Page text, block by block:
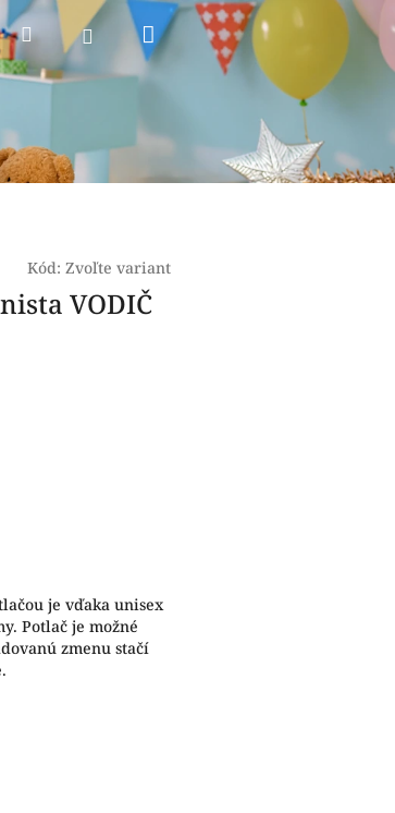
HľadaťPrihlásenieNákupný
Kód: Zvoľte variant
VODIČ
je vďaka unisex
Potlač je možné
zmenu stačí